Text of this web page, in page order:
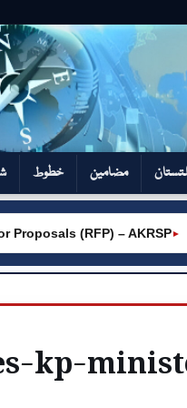
مضامین خطوط
►
(RFP) – AKRSP
kp-